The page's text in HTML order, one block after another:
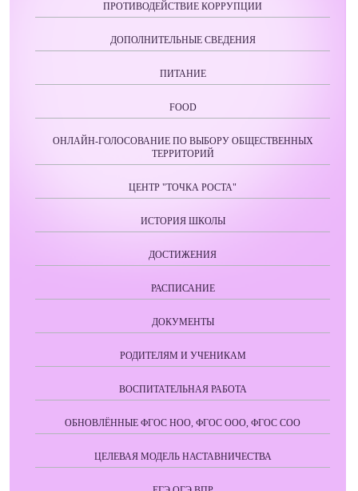
ПРОТИВОДЕЙСТВИЕ КОРРУПЦИИ
ДОПОЛНИТЕЛЬНЫЕ СВЕДЕНИЯ
ПИТАНИЕ
FOOD
ОНЛАЙН-ГОЛОСОВАНИЕ ПО ВЫБОРУ ОБЩЕСТВЕННЫХ
ТЕРРИТОРИЙ
ЦЕНТР "ТОЧКА РОСТА"
ИСТОРИЯ ШКОЛЫ
ДОСТИЖЕНИЯ
РАСПИСАНИЕ
ДОКУМЕНТЫ
РОДИТЕЛЯМ И УЧЕНИКАМ
ВОСПИТАТЕЛЬНАЯ РАБОТА
ОБНОВЛЁННЫЕ ФГОС НОО, ФГОС ООО, ФГОС СОО
ЦЕЛЕВАЯ МОДЕЛЬ НАСТАВНИЧЕСТВА